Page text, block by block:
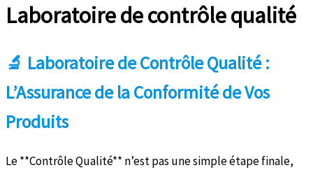
Laboratoire de contrôle qualité
🔬 Laboratoire de Contrôle Qualité :
L’Assurance de la Conformité de Vos
Produits
Le **Contrôle Qualité** n’est pas une simple étape finale,